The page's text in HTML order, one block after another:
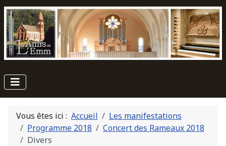
Vous êtes ici : Accueil
Les manifestations
Programme 2018
Concert des Rameaux 2018
Divers